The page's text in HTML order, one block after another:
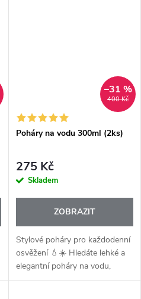
400 Kč
–31 %
Poháry na vodu 300ml (2ks)
275 Kč
Skladem
ZOBRAZIT
Stylové poháry pro každodenní
osvěžení 💧☀️ Hledáte lehké a
elegantní poháry na vodu,
limonádu nebo letní drinky?